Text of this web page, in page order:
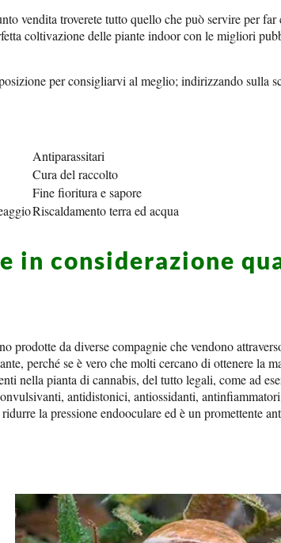
vendita troverete tutto quello che può servire per far
coltivazione delle piante indoor con le migliori
per consigliarvi al meglio; indirizzando sulla
Antiparassitari
Cura del raccolto
Fine fioritura e sapore
Riscaldamento terra ed acqua
in considerazione
prodotte da diverse compagnie che vendono
perché se è vero che molti cercano di ottenere la
nella pianta di cannabis, del tutto legali, come ad
antidistonici, antiossidanti,
la pressione endooculare ed è un promettente